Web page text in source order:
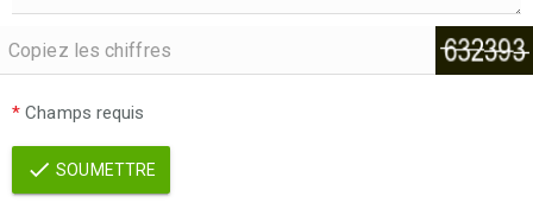
* Champs requis
SOUMETTRE